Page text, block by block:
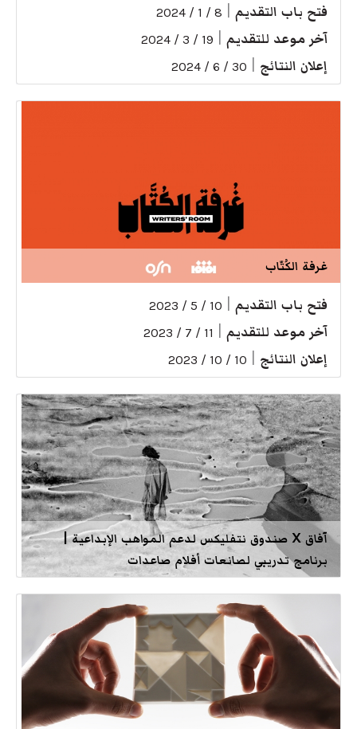
فتح باب التقديم 8 / 1 / 2024
آخر موعد للتقديم 19 / 3 / 2024
إعلان النتائج 30 / 6 / 2024
غرفة الكُتّاب
فتح باب التقديم 10 / 5 / 2023
آخر موعد للتقديم 11 / 7 / 2023
إعلان النتائج 10 / 10 / 2023
آفاق X صندوق نتفليكس لدعم المواهب الإبداعية |
برنامج تدريبي لصانعات أفلام صاعدات